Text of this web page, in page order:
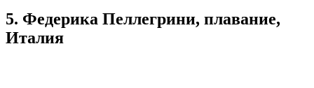
5. Федерика Пеллегрини, плавание,
Италия